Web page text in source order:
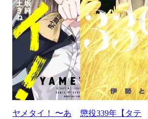
ヤメタイ！ 〜あ
懲役339年【タテ